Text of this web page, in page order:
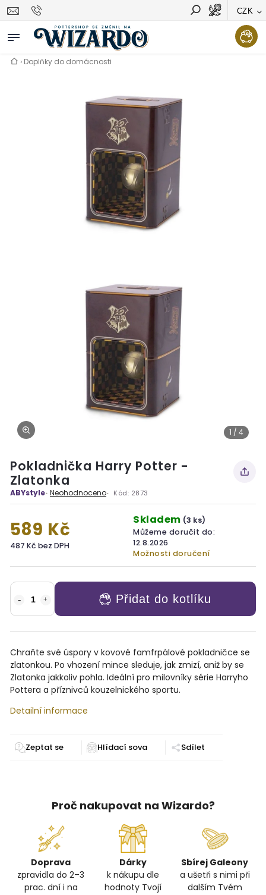
CZK
Vyhledávání Hledat
› Doplňky do domácnosti
1 / 4
Pokladnička Harry Potter -
Zlatonka
ABYstyle Neohodnoceno Kód: 2873
589 Kč
487 Kč bez DPH
Skladem (3 ks)
Můžeme doručit do:
12.8.2026
Možnosti doručení
Přidat do kotlíku
Chraňte své úspory v kovové famfrpálové pokladničce se
zlatonkou. Po vhození mince sleduje, jak zmizí, aniž by se
Zlatonka jakkoliv pohla. Ideální pro milovníky série Harryho
Pottera a příznivců kouzelnického sportu.
Detailní informace
Zeptat se Sdílet
Proč nakupovat na Wizardo?
Doprava
zpravidla do 2–3
prac. dní i na
Dárky
k nákupu dle
hodnoty Tvojí
Sbírej Galeony
a ušetři s nimi při
dalším Tvém